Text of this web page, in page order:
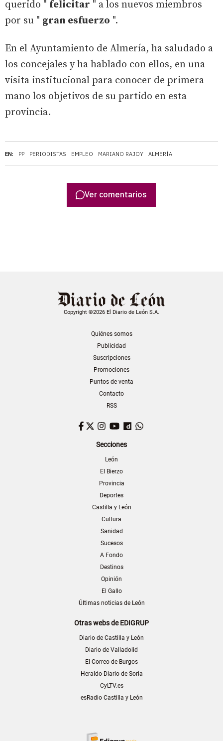
EN: PP PERIODISTAS EMPLEO MARIANO RAJOY ALMERÍA
querido " felicitar " a los nuevos miembros
por su " gran esfuerzo ".
En el Ayuntamiento de Almería, ha saludado a
los concejales y ha hablado con ellos, en una
visita institucional para conocer de primera
mano los objetivos de su partido en esta
provincia.
Ver comentarios
Copyright ©2026 El Diario de León S.A.
Quiénes somos
Publicidad
Suscripciones
Promociones
Puntos de venta
Contacto
RSS
Facebook
TwitterInstagram
YouTubeDailymotion
Secciones
León
El Bierzo
Provincia
Deportes
Castilla y León
Cultura
Sanidad
Sucesos
A Fondo
Destinos
Opinión
El Gallo
Últimas noticias de León
Otras webs de EDIGRUP
Diario de Castilla y León
Diario de Valladolid
El Correo de Burgos
Heraldo-Diario de Soria
CyLTV.es
esRadio Castilla y León